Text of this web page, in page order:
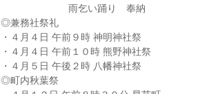
雨乞い踊り 奉納
◎兼務社祭礼
・４月４日 午前９時 神明神社祭
・４月４日 午前１０時 熊野神社祭
・４月５日 午後２時 八幡神社祭
◎町内秋葉祭